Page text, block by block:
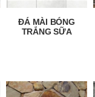
ĐÁ MÀI BÓNG
TRẮNG SỮA